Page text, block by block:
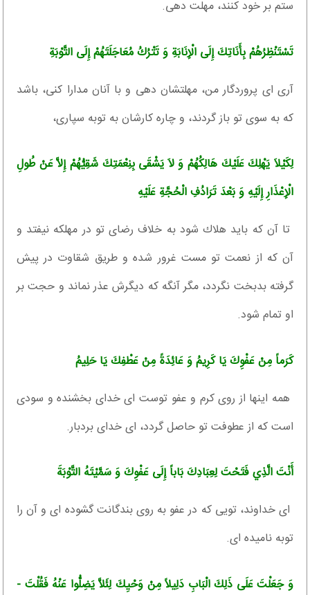
ستم بر خود كنند، مهلت دهى.
تَسْتَنْظِرُهُمْ بِأَنَاتِكَ إِلَى الْإِنَابَةِ وَ تَتْرُكُ مُعَاجَلَتَهُمْ إِلَى التَّوْبَةِ
آرى اى پروردگار من، مهلتشان دهى و با آنان مدارا كنى، باشد
كه به سوى تو باز گردند، و چاره كارشان به توبه سپارى،
لِكَيْلاَ يَهْلِكَ عَلَيْكَ هَالِكُهُمْ وَ لاَ يَشْقَى بِنِعْمَتِكَ شَقِيُّهُمْ إِلاَّ عَنْ طُولِ
الْإِعْذَارِ إِلَيْهِ وَ بَعْدَ تَرَادُفِ الْحُجَّةِ عَلَيْهِ‏
تا آن كه بايد هلاك شود به خلاف رضاى تو در مهلكه نيفتد و
آن كه از نعمت تو مست غرور شده و طريق شقاوت در پيش
گرفته بدبخت نگردد، مگر آنگه كه ديگرش عذر نماند و حجت بر
او تمام شود.
كَرَماً مِنْ عَفْوِكَ يَا كَرِيمُ وَ عَائِدَةً مِنْ عَطْفِكَ يَا حَلِيمُ‏
همه اين‏ها از روى كرم و عفو توست اى خداى بخشنده و سودى
است كه از عطوفت تو حاصل گردد، اى خداى بردبار.
أَنْتَ الَّذِي فَتَحْتَ لِعِبَادِكَ بَاباً إِلَى عَفْوِكَ وَ سَمَّيْتَهُ التَّوْبَةَ
اى خداوند، تويى كه در عفو به روى بندگانت گشوده‏ اى و آن را
توبه ناميده ‏اى.
وَ جَعَلْتَ عَلَى ذَلِكَ الْبَابِ دَلِيلاً مِنْ وَحْيِكَ لِئَلاَّ يَضِلُّوا عَنْهُ فَقُلْتَ -